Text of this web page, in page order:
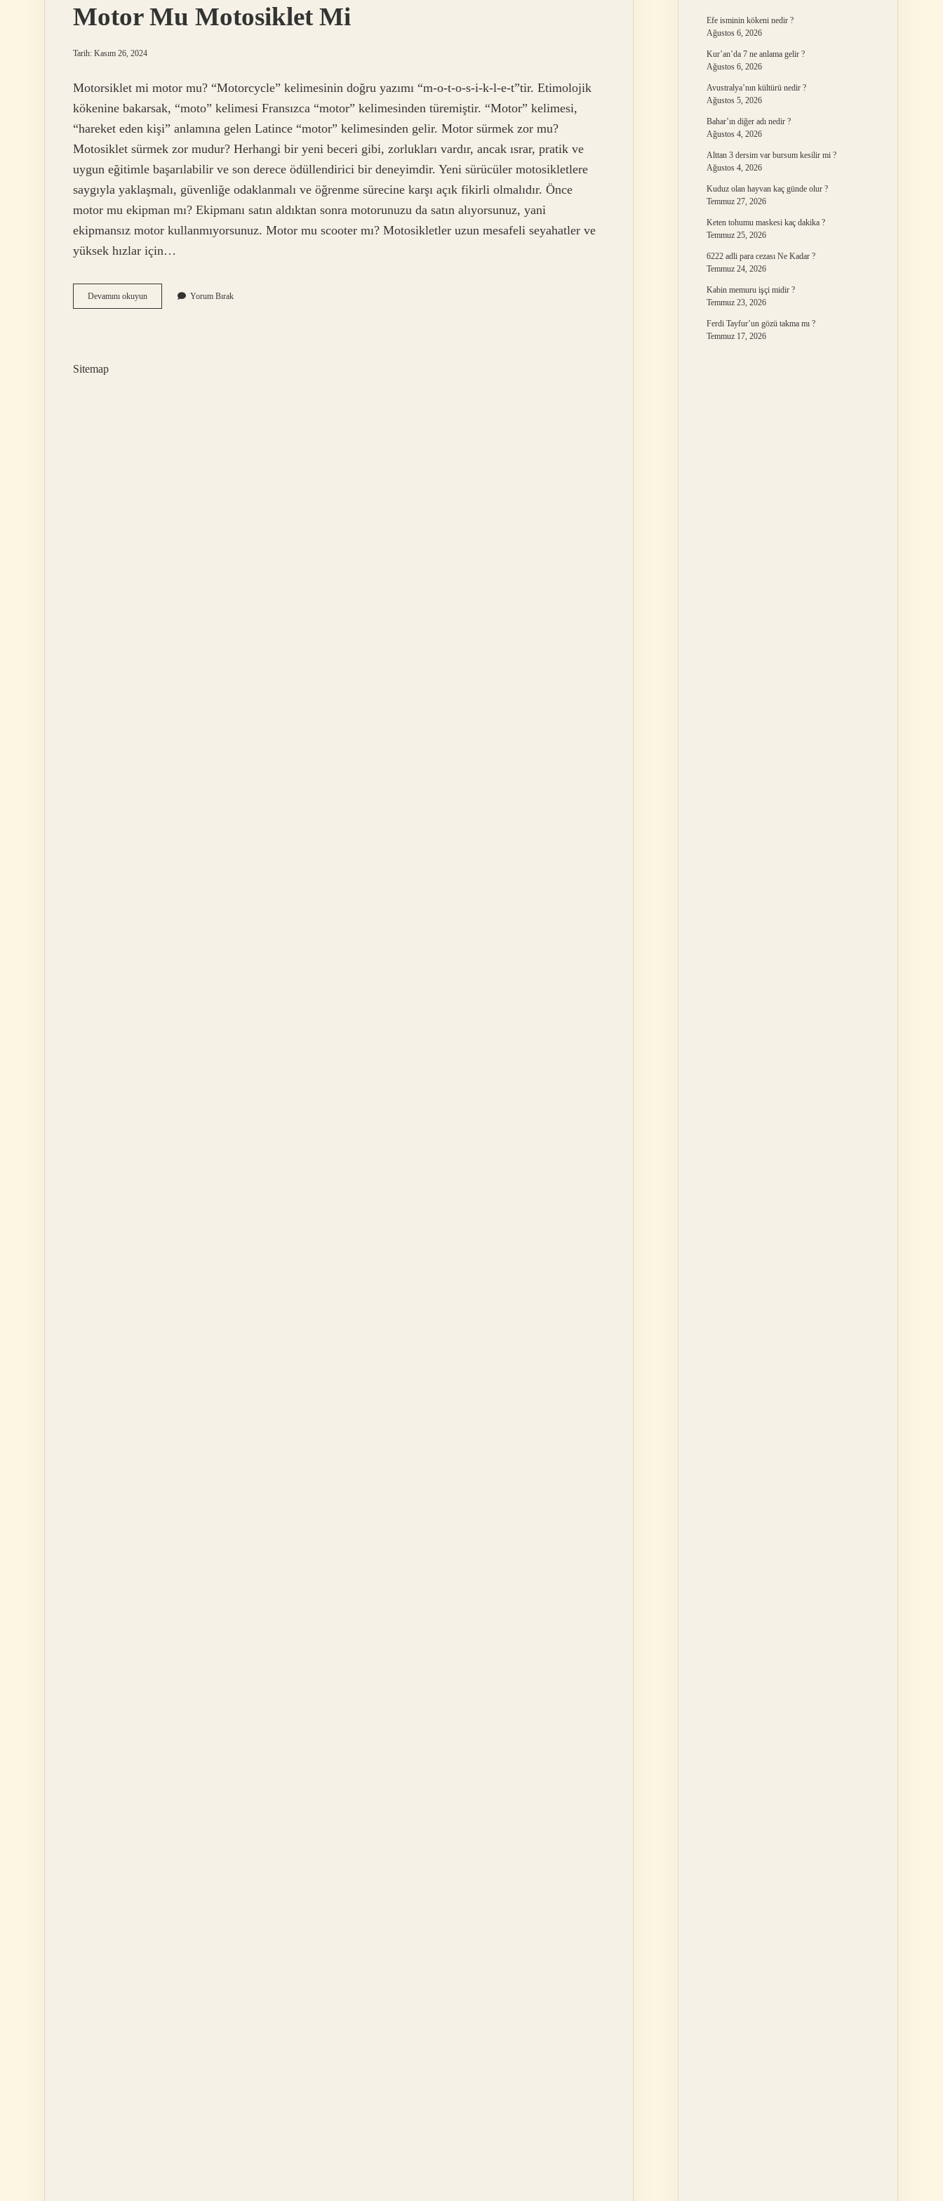
Motor Mu Motosiklet Mi
Tarih: Kasım 26, 2024
Motorsiklet mi motor mu? “Motorcycle” kelimesinin doğru yazımı “m-o-t-o-s-i-k-l-e-t”tir. Etimolojik
kökenine bakarsak, “moto” kelimesi Fransızca “motor” kelimesinden türemiştir. “Motor” kelimesi,
“hareket eden kişi” anlamına gelen Latince “motor” kelimesinden gelir. Motor sürmek zor mu?
Motosiklet sürmek zor mudur? Herhangi bir yeni beceri gibi, zorlukları vardır, ancak ısrar, pratik ve
uygun eğitimle başarılabilir ve son derece ödüllendirici bir deneyimdir. Yeni sürücüler motosikletlere
saygıyla yaklaşmalı, güvenliğe odaklanmalı ve öğrenme sürecine karşı açık fikirli olmalıdır. Önce
motor mu ekipman mı? Ekipmanı satın aldıktan sonra motorunuzu da satın alıyorsunuz, yani
ekipmansız motor kullanmıyorsunuz. Motor mu scooter mı? Motosikletler uzun mesafeli seyahatler ve
yüksek hızlar için…
Devamını okuyunMotor
Mu
Yorum Bırak
Sitemap
Efe isminin kökeni nedir ?
Ağustos 6, 2026
Kur’an’da 7 ne anlama gelir ?
Ağustos 6, 2026
Avustralya’nın kültürü nedir ?
Ağustos 5, 2026
Bahar’ın diğer adı nedir ?
Ağustos 4, 2026
Alttan 3 dersim var bursum kesilir mi ?
Ağustos 4, 2026
Kuduz olan hayvan kaç günde olur ?
Temmuz 27, 2026
Keten tohumu maskesi kaç dakika ?
Temmuz 25, 2026
6222 adli para cezası Ne Kadar ?
Temmuz 24, 2026
Kabin memuru işçi midir ?
Temmuz 23, 2026
Ferdi Tayfur’un gözü takma mı ?
Temmuz 17, 2026